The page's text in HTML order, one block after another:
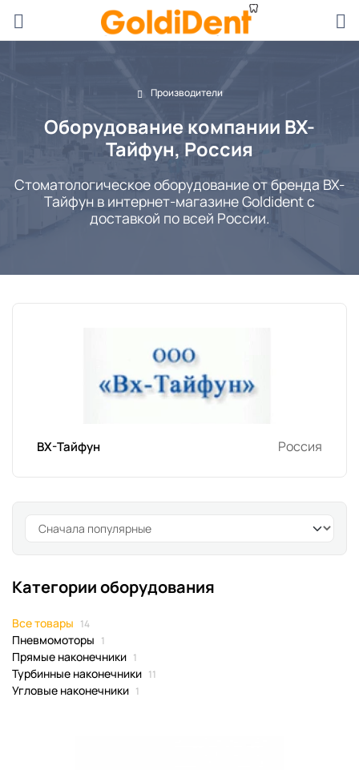
Производители
Оборудование компании ВХ-
Тайфун, Россия
Стоматологическое оборудование от бренда ВХ-
Тайфун в интернет-магазине Goldident с
доставкой по всей России.
ВХ-Тайфун Россия
Категории оборудования
Все товары 14
Пневмомоторы 1
Прямые наконечники 1
Турбинные наконечники 11
Угловые наконечники 1